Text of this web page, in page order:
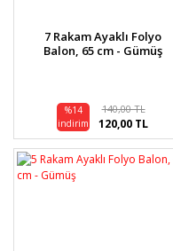
7 Rakam Ayaklı Folyo
Balon, 65 cm - Gümüş
%14
indirim
140,00 TL
120,00 TL